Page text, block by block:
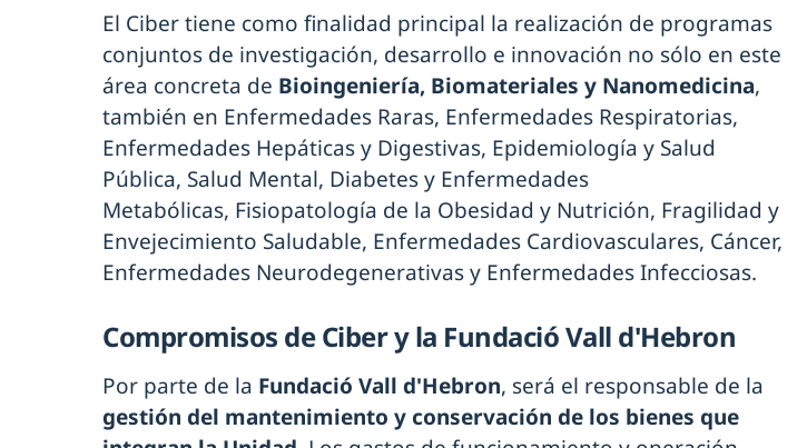
El Ciber tiene como finalidad principal la realización de programas
conjuntos de investigación, desarrollo e innovación no sólo en este
área concreta de Bioingeniería, Biomateriales y Nanomedicina,
también en Enfermedades Raras, Enfermedades Respiratorias,
Enfermedades Hepáticas y Digestivas, Epidemiología y Salud
Pública, Salud Mental, Diabetes y Enfermedades
Metabólicas, Fisiopatología de la Obesidad y Nutrición, Fragilidad y
Envejecimiento Saludable, Enfermedades Cardiovasculares, Cáncer,
Enfermedades Neurodegenerativas y Enfermedades Infecciosas.
Compromisos de Ciber y la Fundació Vall d'Hebron
Por parte de la Fundació Vall d'Hebron, será el responsable de la
gestión del mantenimiento y conservación de los bienes que